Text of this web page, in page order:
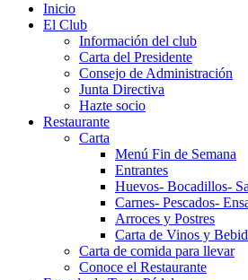
Inicio
El Club
Información del club
Carta del Presidente
Consejo de Administración
Junta Directiva
Hazte socio
Restaurante
Carta
Menú Fin de Semana
Entrantes
Huevos- Bocadillos-
Carnes- Pescados-
Arroces y Postres
Carta de Vinos y
Carta de comida para llevar
Conoce el Restaurante